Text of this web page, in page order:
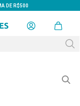
DE R$500